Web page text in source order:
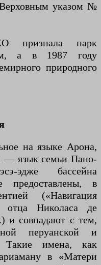
указом №
парк
а в 1987 году
природного
на языке Арона,
— язык семьи Пано-
эдже бассейна
предоставлены, в
(«Навигация
отца Николаса де
и совпадают с тем,
перуанской и
Такие имена, как
в «Матери